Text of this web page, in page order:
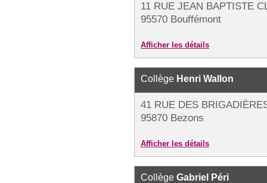
11 RUE JEAN BAPTISTE
95570 Bouffémont
Afficher les détails
Collège Henri Wallon
41 RUE DES
95870 Bezons
Afficher les détails
Collège Gabriel Péri